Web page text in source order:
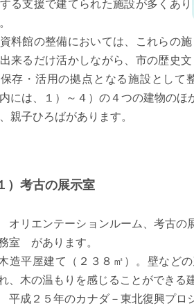
る支援で建てられた施設が多くあり
料館の整備においては、これらの施
来るだけ活かしながら、市の歴史文
存・活用の拠点となる施設として
には、１）～４）の４つの建物の
親子ひろばがあります。
）考古の展示室
オリエンテーションルーム、考古の
室 があります。
造平屋建て（２３８㎡）。壁など
、木の温もりを感じることができる
平成２５年のカナダ－東北復興プロ